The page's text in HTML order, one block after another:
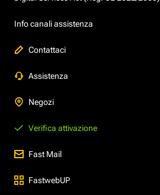
Info canali assistenza
Contattaci
Assistenza
Negozi
Verifica attivazione
Fast Mail
FastwebUP